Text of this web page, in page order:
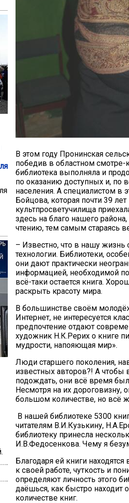
В этом году Пронинская
победив в областном смотре-
библиотека выполняла и
по оказанию доступных и, по
населения. А специалистом в
Бойцова, которая почти 39
культпросветучилища
здесь на благо нашего
чтению, тем самым стараясь
– Известно, что в нашу
технологии. Библиотеки,
они дают практически
информацией, необходимой
всё-таки остается книга.
раскрыть красоту мира.
В большинстве своём
Интернет, не интересуется
предпочтение отдают
художник Н.К.Рерих о книге
мудрости, напояющая мир».
Люди старшего поколения,
известных авторов?! А чтобы
подождать, они всё время
Несмотря на их дороговизну,
большом количестве, но всё
В нашей библиотеке 5300
читателям В.И.Кузькину,
библиотеку принесла
И.В.Федосенкова. Чему я
Благодаря ей книги
к своей работе, чуткость и
определяют личность этого
даёшься, как быстро находит
количестве книг.